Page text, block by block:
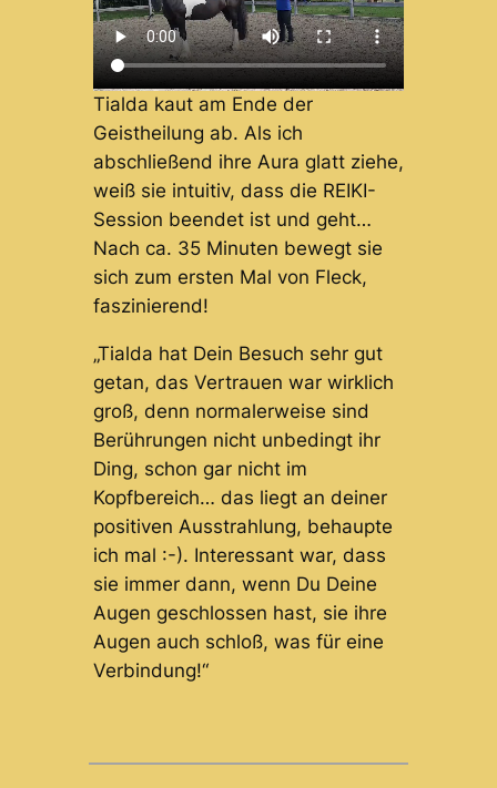
Tialda kaut am Ende der
Geistheilung ab. Als ich
abschließend ihre Aura glatt ziehe,
weiß sie intuitiv, dass die REIKI-
Session beendet ist und geht…
Nach ca. 35 Minuten bewegt sie
sich zum ersten Mal von Fleck,
faszinierend!
„Tialda hat Dein Besuch sehr gut
getan, das Vertrauen war wirklich
groß, denn normalerweise sind
Berührungen nicht unbedingt ihr
Ding, schon gar nicht im
Kopfbereich… das liegt an deiner
positiven Ausstrahlung, behaupte
ich mal :-). Interessant war, dass
sie immer dann, wenn Du Deine
Augen geschlossen hast, sie ihre
Augen auch schloß, was für eine
Verbindung!“